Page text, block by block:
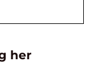
her